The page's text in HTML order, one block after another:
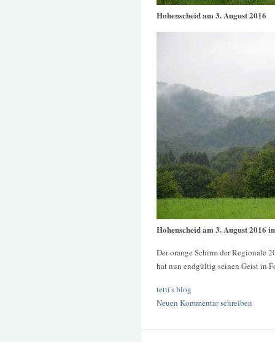
Hohenscheid am 3. August 2016
Hohenscheid am 3. August 2016
Der orange Schirm der Regionale
hat nun endgültig seinen Geist in
tetti's blog
Neuen Kommentar schreiben